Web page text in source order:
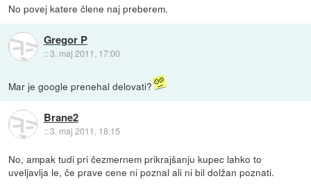
No povej katere člene naj preberem.
Gregor P
::3. maj 2011, 17:00
Mar je google prenehal delovati?
Brane2
::3. maj 2011, 18:15
No, ampak tudi pri čezmernem prikrajšanju kupec lahko to
uveljavlja le, če prave cene ni poznal ali ni bil dolžan poznati.